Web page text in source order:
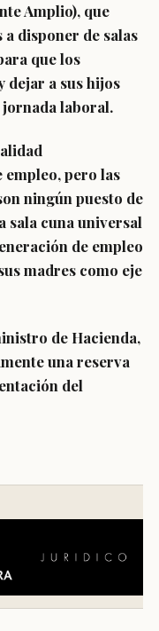
Amplio), que
a disponer de salas
que los
dejar a sus hijos
laboral.
empleo, pero las
ningún puesto de
sala cuna universal
de empleo
madres como eje
de Hacienda,
una reserva
del